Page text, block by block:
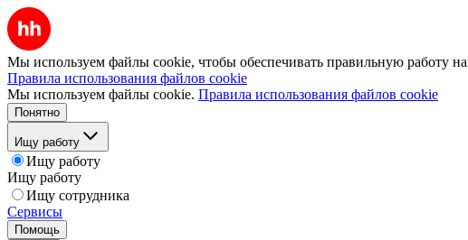
Мы используем файлы cookie, чтобы обеспечивать правильную работу
Правила использования файлов cookie
Мы используем файлы cookie. Правила использования файлов cookie
Понятно
Ищу работу
Ищу работу
Ищу работу
Ищу сотрудника
Сервисы
Помощь